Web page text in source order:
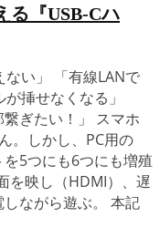
る『USB-Cハ
ない」 「有線LANで
挿せなくなる」
繋ぎたい！」 スマホ
。しかし、PC用の
を5つにも6つにも増殖
を映し（HDMI）、遅
ながら遊ぶ。 本記